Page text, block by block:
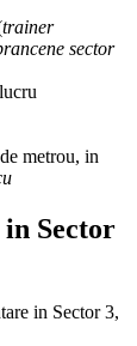
trainer
sector
metrou, in
Sector
in Sector 3,